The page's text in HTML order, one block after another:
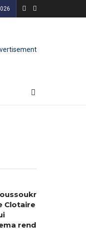
Clotaire
rend